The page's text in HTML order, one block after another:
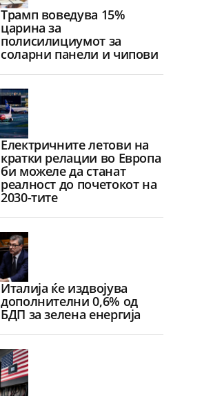
Трамп воведува 15%
царина за
полисилициумот за
соларни панели и чипови
Електричните летови на
кратки релации во Европа
би можеле да станат
реалност до почетокот на
2030-тите
Италија ќе издвојува
дополнителни 0,6% од
БДП за зелена енергија